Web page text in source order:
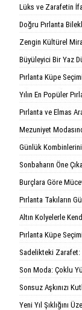
Lüks ve Zarafetin
Doğru Pırlanta
Zengin Kültürel
Büyüleyici Bir Yaz
Pırlanta Küpe
Yılın En Popüler
Pırlanta ve Elmas
Mezuniyet
Günlük
Sonbaharın Öne
Burçlara Göre
Pırlanta Takıların
Altın Kolyelerle
Pırlanta Küpe
Sadelikteki Zarafet:
Son Moda: Çoklu
Sonsuz Aşkınızı
Yeni Yıl Şıklığını